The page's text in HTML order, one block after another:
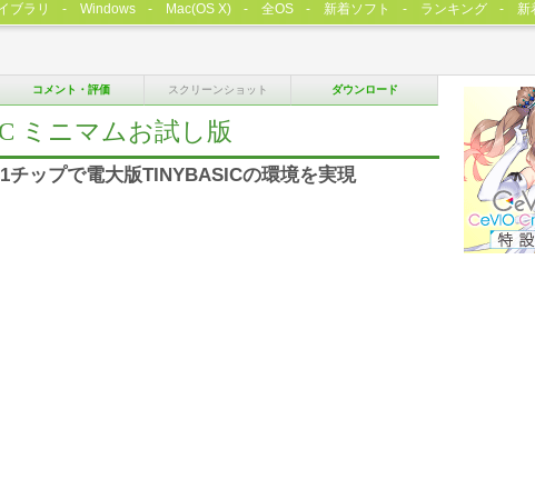
コメント・評価 スクリーンショット ダウンロード
ミニマムお試し版
チップで電大版TINYBASICの環境を実現
ブラリ Windows Mac(OS X) 全OS 新着ソフト ランキング 新